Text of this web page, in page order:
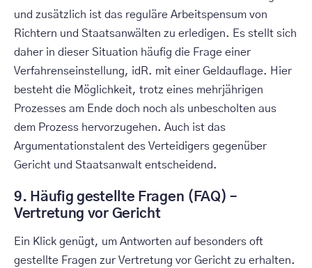
und zusätzlich ist das reguläre Arbeitspensum von
Richtern und Staatsanwälten zu erledigen. Es stellt sich
daher in dieser Situation häufig die Frage einer
Verfahrenseinstellung, idR. mit einer Geldauflage. Hier
besteht die Möglichkeit, trotz eines mehrjährigen
Prozesses am Ende doch noch als unbescholten aus
dem Prozess hervorzugehen. Auch ist das
Argumentationstalent des Verteidigers gegenüber
Gericht und Staatsanwalt entscheidend.
9. Häufig gestellte Fragen (FAQ) –
Vertretung vor Gericht
Ein Klick genügt, um Antworten auf besonders oft
gestellte Fragen zur Vertretung vor Gericht zu erhalten.